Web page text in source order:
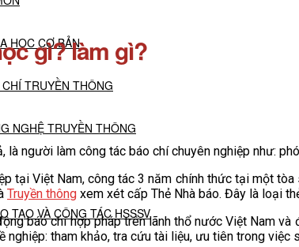
HỌC CƠ BẢN
TRUYỀN THÔNG
NGHỆ TRUYỀN THÔNG
TẠO VÀ CÔNG TÁC HSSSV
gì? làm gì?
người làm công tác báo chí chuyên nghiệp như:
tại Việt Nam, công tác 3 năm chính thức tại một
Truyền thông xem xét cấp Thẻ Nhà báo. Đây là loại
báo chí hợp pháp trên lãnh thổ nước Việt Nam
nghiệp: tham khảo, tra cứu tài liệu, ưu tiên trong